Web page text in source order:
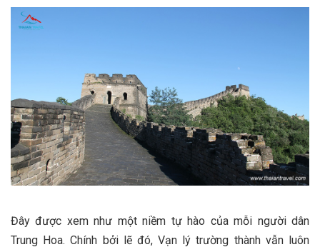
Đây được xem như một niềm tự hào của mỗi người dân
Trung Hoa. Chính bởi lẽ đó, Vạn lý trường thành vẫn luôn